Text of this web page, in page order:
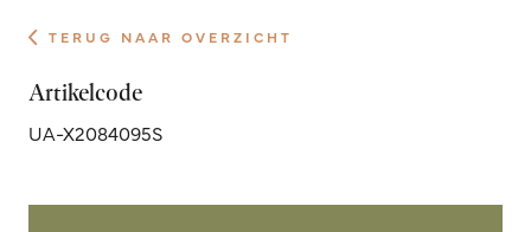
TERUG NAAR OVERZICHT
Artikelcode
UA-X2084095S